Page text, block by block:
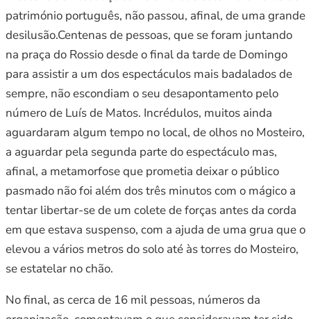
património português, não passou, afinal, de uma grande
desilusão.Centenas de pessoas, que se foram juntando
na praça do Rossio desde o final da tarde de Domingo
para assistir a um dos espectáculos mais badalados de
sempre, não escondiam o seu desapontamento pelo
número de Luís de Matos. Incrédulos, muitos ainda
aguardaram algum tempo no local, de olhos no Mosteiro,
a aguardar pela segunda parte do espectáculo mas,
afinal, a metamorfose que prometia deixar o público
pasmado não foi além dos três minutos com o mágico a
tentar libertar-se de um colete de forças antes da corda
em que estava suspenso, com a ajuda de uma grua que o
elevou a vários metros do solo até às torres do Mosteiro,
se estatelar no chão.
No final, as cerca de 16 mil pessoas, números da